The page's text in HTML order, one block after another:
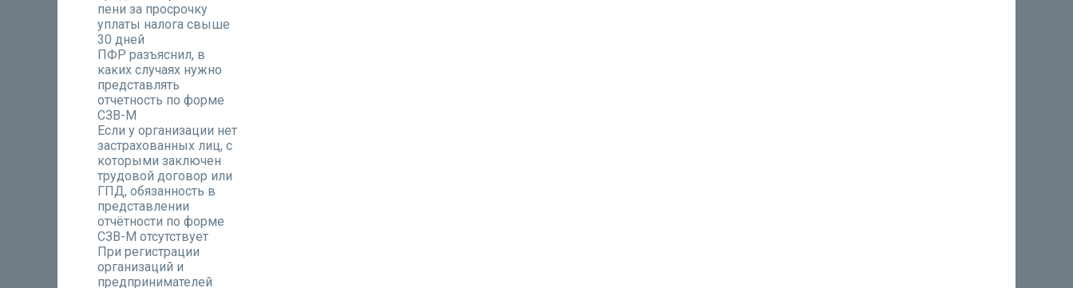
пени за просрочку
уплаты налога свыше
30 дней
ПФР разъяснил, в
каких случаях нужно
представлять
отчетность по форме
СЗВ-М
Если у организации нет
застрахованных лиц, с
которыми заключен
трудовой договор или
ГПД, обязанность в
представлении
отчётности по форме
СЗВ-М отсутствует
При регистрации
организаций и
предпринимателей